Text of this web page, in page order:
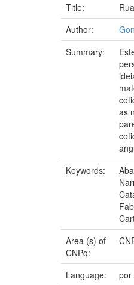
Title:
Author:
Summary:
as
Keywords:
Area (s) of
CNPq:
Language:
por